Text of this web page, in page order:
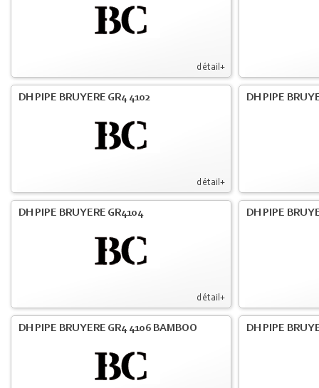
détail+
détail+
DH PIPE BRUYERE GR4 4102 DH PIPE
détail+
DH PIPE BRUYERE GR4104 DH PIPE
DH PIPE BRUYERE GR4 4106 BAMBOO DH PIPE